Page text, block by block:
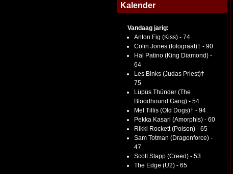
Kalender
Vandaag jarig:
Anton Fig (Kiss) - 74
Colin Jones (fotograaf)† - 90
Hal Patino (King Diamond) -
64
Les Binks (Judas Priest)† -
75
Lüpüs Thünder (The
Bloodhound Gang) - 54
Mel Tillis (Old Dogs)† - 94
Pekka Kasari (Amorphis) - 60
Rikki Rockett (Poison) - 65
Sam Totman (Dragonforce) -
47
Scott Stapp (Creed) - 53
The Edge (U2) - 65